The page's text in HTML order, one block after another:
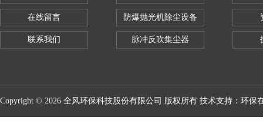
在线留言
联系我们
防爆抛光机除尘设备
脉冲反吹集尘器
Copyright © 2026 全风环保科技股份有限公司 版权所有 技术支持： 环保